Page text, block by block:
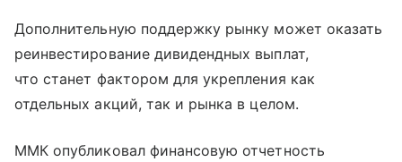
Дополнительную поддержку рынку может оказать
реинвестирование дивидендных выплат,
что станет фактором для укрепления как
отдельных акций, так и рынка в целом.
ММК опубликовал финансовую отчетность